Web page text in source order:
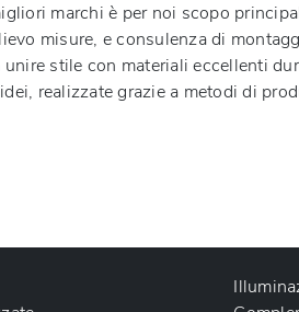
marchi è per noi scopo
misure, e consulenza di
unire stile con materiali eccellenti
, realizzate grazie a metodi di